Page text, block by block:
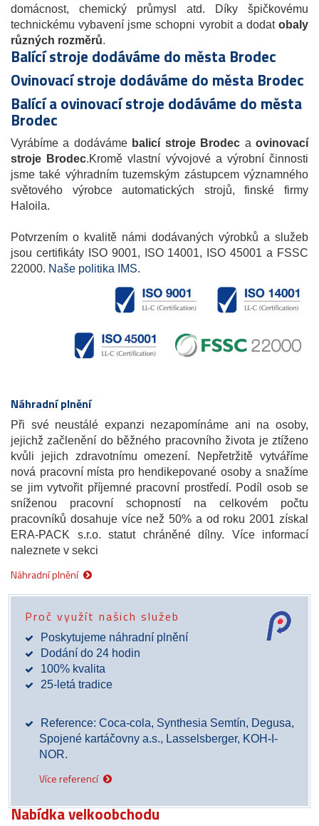
domácnost, chemický průmysl atd. Díky špičkovému
technickému vybavení jsme schopni vyrobit a dodat obaly
různých rozměrů.
Balící stroje dodáváme do města Brodec
Ovinovací stroje dodáváme do města Brodec
Balící a ovinovací stroje dodáváme do města
Brodec
Vyrábíme a dodáváme balicí stroje Brodec aovinovací
stroje Brodec.Kromě vlastní vývojové a výrobní činnosti
jsme také výhradním tuzemským zástupcem významného
světového výrobce automatických strojů, finské firmy
Haloila.
Potvrzením o kvalitě námi dodávaných výrobků a služeb
jsou certifikáty ISO 9001, ISO 14001, ISO 45001 a FSSC
22000. Naše politika IMS.
Náhradní plnění
Při své neustálé expanzi nezapomínáme ani na osoby,
jejichž začlenění do běžného pracovního života je ztíženo
kvůli jejich zdravotnímu omezení. Nepřetržitě vytváříme
nová pracovní místa pro hendikepované osoby a snažíme
se jim vytvořit příjemné pracovní prostředí. Podíl osob se
sníženou pracovní schopností na celkovém počtu
pracovníků dosahuje více než 50% a od roku 2001 získal
ERA-PACK s.r.o. statut chráněné dílny. Více informací
naleznete v sekci
Náhradní plnění
Proč využít našich služeb
Poskytujeme náhradní plnění
Dodání do 24 hodin
100% kvalita
25-letá tradice
Reference: Coca-cola, Synthesia Semtín, Degusa,
Spojené kartáčovny a.s., Lasselsberger, KOH-I-
NOR.
Více referencí
Nabídka velkoobchodu